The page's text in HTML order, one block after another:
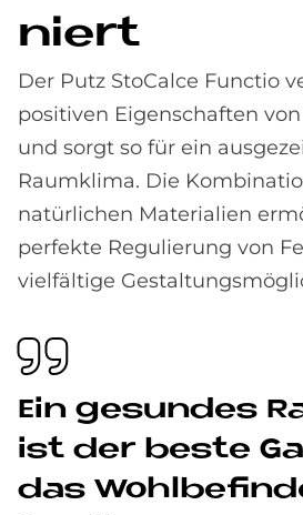
niert
Der Putz StoCalce Functio
positiven Eigenschaften
und sorgt so für ein
Raumklima. Die
natürlichen Materialien
perfekte Regulierung von
vielfältige
Ein ge­sun­des
ist der be­ste
das